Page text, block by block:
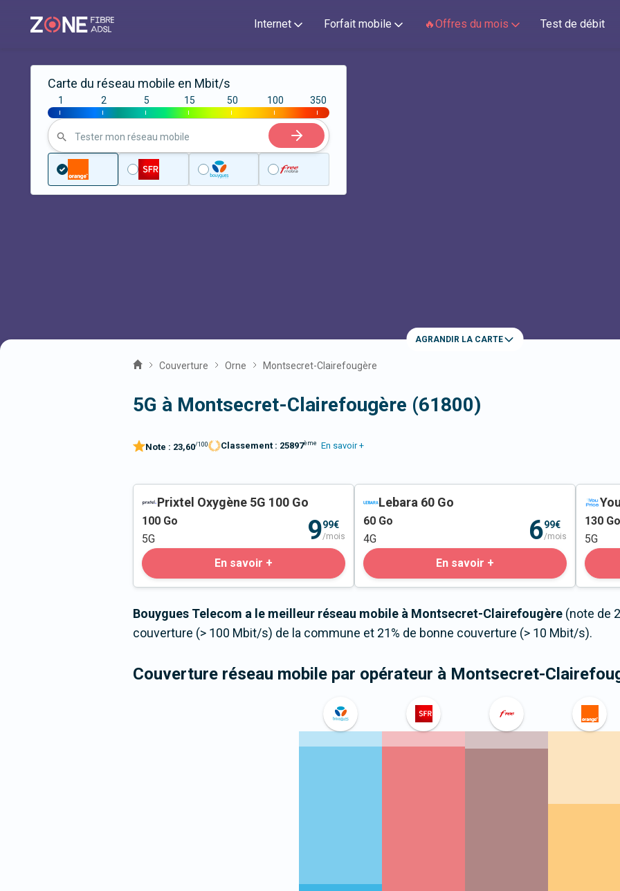
Internet Forfait mobile 🔥Offres du mois Test de débit
Carte du réseau mobile en Mbit/s
|
1
|
2
|
5
|
15
|
50
|
100
|
350
Tester mon réseau mobile
AGRANDIR LA CARTE
Couverture Orne Montsecret-Clairefougère
5G à Montsecret-Clairefougère (61800)
Note : 23,60/100 Classement : 25897ème En savoir +
Prixtel Oxygène 5G 100 Go
100 Go
5G
999€
/mois
En savoir +
Lebara 60 Go
60 Go
4G
699€
/mois
En savoir +
130 Go
5G
Bouygues Telecom a le meilleur réseau mobile à Montsecret-Clairefougère (note de
couverture (> 100 Mbit/s) de la commune et 21% de bonne couverture (> 10 Mbit/s).
Couverture réseau mobile par opérateur à Montsecret-